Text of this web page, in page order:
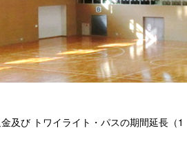
及び トワイライト・パスの期間延長（1